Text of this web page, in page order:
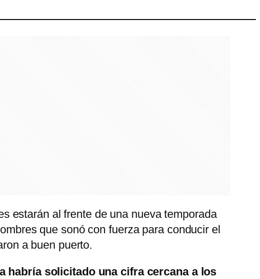
estarán al frente de una nueva temporada
que sonó con fuerza para conducir el
a buen puerto.
habría solicitado una cifra cercana a los